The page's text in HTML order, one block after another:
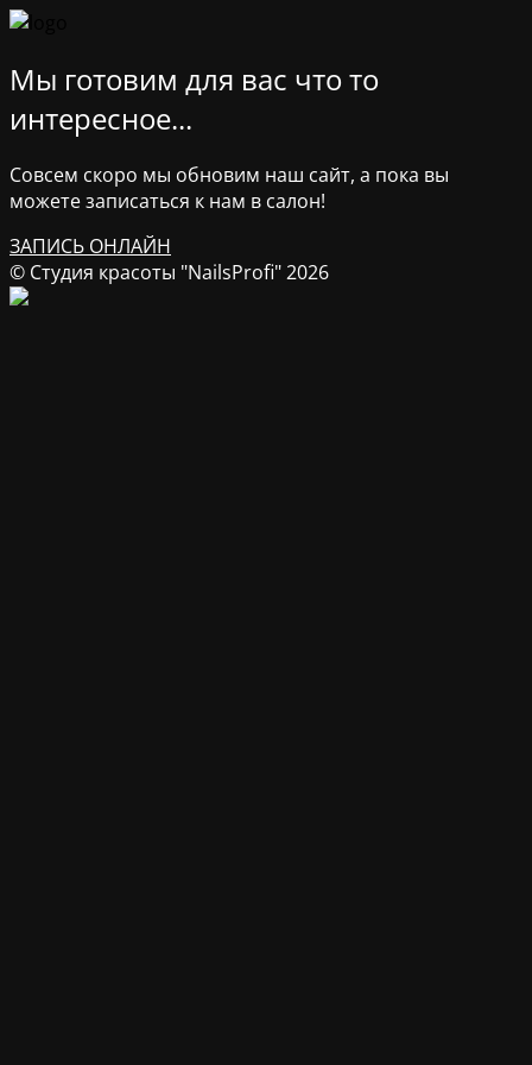
Мы готовим для вас что то
интересное...
Совсем скоро мы обновим наш сайт, а пока вы
можете записаться к нам в салон!
ЗАПИСЬ ОНЛАЙН
© Студия красоты "NailsProfi" 2026